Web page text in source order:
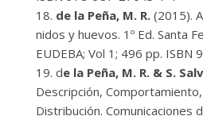
de la Peña, M. R. (2015).
nidos y huevos. 1º Ed. Santa
EUDEBA; Vol 1; 496 pp.
de la Peña, M. R. & S.
Descripción,
Distribución. Comunicaciones